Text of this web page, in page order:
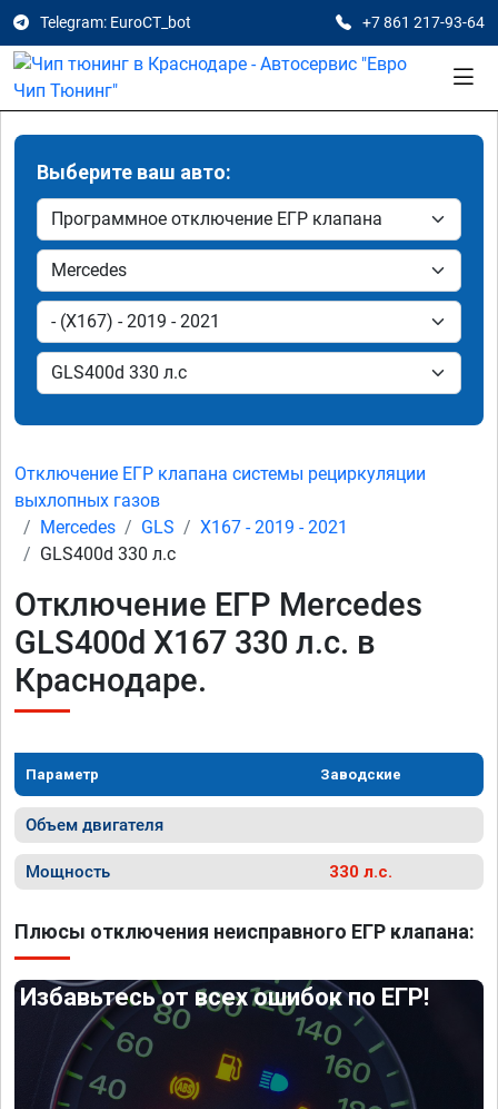
Telegram: EuroCT_bot +7 861 217-93-64
Выберите ваш авто:
Отключение ЕГР клапана системы рециркуляции
выхлопных газов
Mercedes
GLS
X167 - 2019 - 2021
GLS400d 330 л.с
Отключение ЕГР Mercedes
GLS400d X167 330 л.с. в
Краснодаре.
Параметр Заводские
Объем двигателя
Мощность 330 л.с.
Плюсы отключения неисправного ЕГР клапана:
Избавьтесь от всех ошибок по ЕГР!